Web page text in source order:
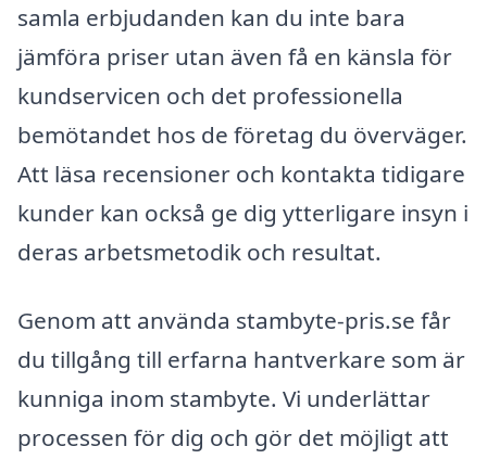
samla erbjudanden kan du inte bara
jämföra priser utan även få en känsla för
kundservicen och det professionella
bemötandet hos de företag du överväger.
Att läsa recensioner och kontakta tidigare
kunder kan också ge dig ytterligare insyn i
deras arbetsmetodik och resultat.
Genom att använda stambyte-pris.se får
du tillgång till erfarna hantverkare som är
kunniga inom stambyte. Vi underlättar
processen för dig och gör det möjligt att